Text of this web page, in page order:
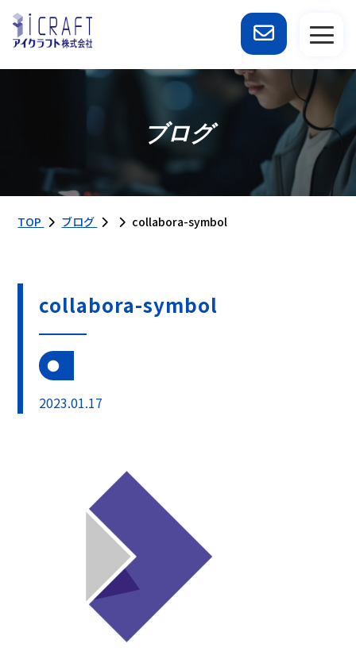
ブログ
TOP ブログ collabora-symbol
collabora-symbol
2023.01.17